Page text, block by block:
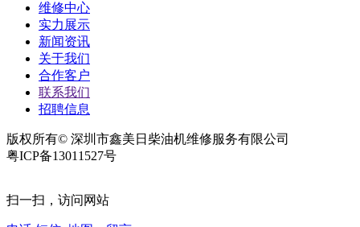
维修中心
实力展示
新闻资讯
关于我们
合作客户
联系我们
招聘信息
版权所有© 深圳市鑫美日柴油机维修服务有限公司
粤ICP备13011527号
扫一扫，访问网站